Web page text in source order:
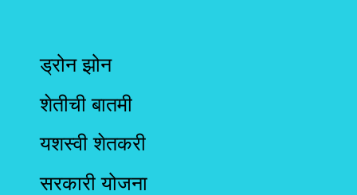
ड्रोन झोन
शेतीची बातमी
यशस्वी शेतकरी
सरकारी योजना